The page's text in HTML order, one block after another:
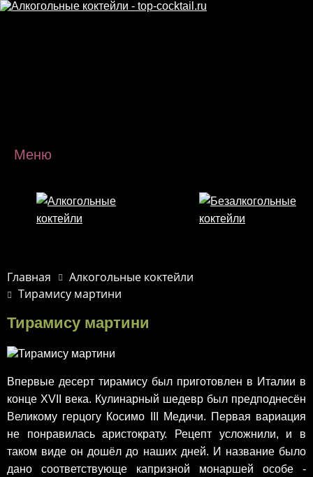
Перейти к основному содержанию
Меню
Главная
Алкогольные коктейли
Тирамису мартини
Тирамису мартини
Впервые десерт тирамису был приготовлен в Италии в
конце XVII века. Кулинарный шедевр был предподнесён
Великому герцогу Косимо III Медичи. Первая вариация
не понравилась аристократу. Рецепт усложнили, и в
таком виде он дошёл до наших дней. И название было
дано соответствующе капризной монаршей особе -